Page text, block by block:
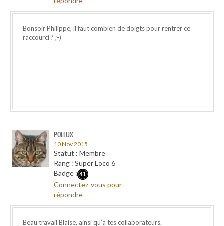
Bonsoir Philippe, il faut combien de doigts pour rentrer ce
raccourci ? ;-)
POLLUX
10 Nov 2015
Statut : Membre
Rang : Super Loco 6
Badge :
Connectez-vous pour
répondre
Beau travail Blaise, ainsi qu’à tes collaborateurs.